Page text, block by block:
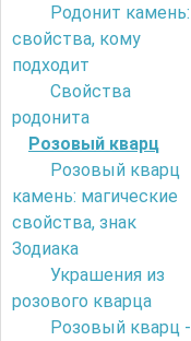
Родонит камень:
свойства, кому
подходит
Свойства
родонита
Розовый кварц
Розовый кварц
камень: магические
свойства, знак
Зодиака
Украшения из
розового кварца
Розовый кварц -